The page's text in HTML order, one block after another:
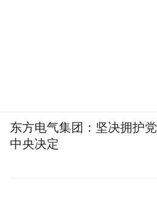
东方电气集团：坚决拥护党
中央决定